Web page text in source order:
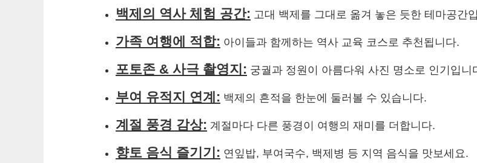
백제의 역사 체험 공간: 고대 백제를 그대로 옮겨 놓은 듯한 테마공간
가족 여행에 적합: 아이들과 함께하는 역사 교육 코스로 추천됩니다.
포토존 & 사극 촬영지: 궁궐과 정원이 아름다워 사진 명소로 인기입니
부여 유적지 연계: 백제의 흔적을 한눈에 둘러볼 수 있습니다.
계절 풍경 감상: 계절마다 다른 풍경이 여행의 재미를 더합니다.
향토 음식 즐기기: 연잎밥, 부여국수, 백제병 등 지역 음식을 맛보세요.